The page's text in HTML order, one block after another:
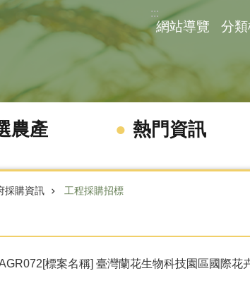
:::
網站導覽 分
農產 熱門資訊
採購資訊 工程採購招標
標案名稱] 臺灣蘭花生物科技園區國際花